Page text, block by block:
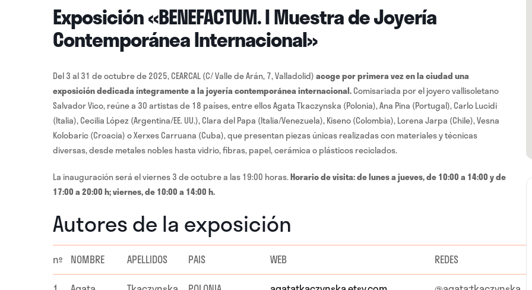
Exposición «BENEFACTUM. I Muestra de Joyería
Contemporánea Internacional»
Del 3 al 31 de octubre de 2025, CEARCAL (C/ Valle de Arán, 7, Valladolid)acoge por primera vez en la ciudad una
exposición dedicada íntegramente a la joyería contemporánea internacional.Comisariada por el joyero vallisoletano
Salvador Vico, reúne a 30 artistas de 18 países, entre ellos Agata Tkaczynska (Polonia), Ana Pina (Portugal), Carlo Lucidi
(Italia), Cecilia López (Argentina/EE. UU.), Clara del Papa (Italia/Venezuela), Kiseno (Colombia), Lorena Jarpa (Chile), Vesna
Kolobaric (Croacia) o Xerxes Carruana (Cuba), que presentan piezas únicas realizadas con materiales y técnicas
diversas, desde metales nobles hasta vidrio, fibras, papel, cerámica o plásticos reciclados.
La inauguración será el viernes 3 de octubre a las 19:00 horas.Horario de visita: de lunes a jueves, de 10:00 a 14:00 y de
17:00 a 20:00 h; viernes, de 10:00 a 14:00 h.
Autores de la exposición
nº NOMBRE APELLIDOS PAIS WEB
REDES